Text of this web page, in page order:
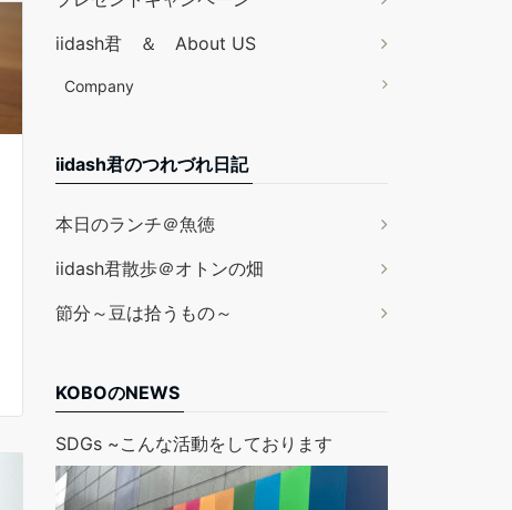
iidash君 ＆ About US
Company
iidash君のつれづれ日記
本日のランチ＠魚徳
iidash君散歩＠オトンの畑
節分～豆は拾うもの～
KOBOのNEWS
SDGs ~こんな活動をしております